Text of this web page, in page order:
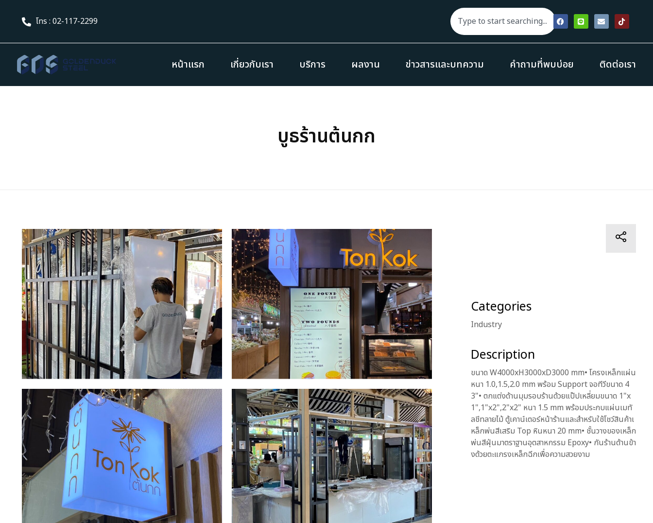
โทร : 02-117-2299
หน้าแรก เกี่ยวกับเรา บริการ ผลงาน ข่าวสารและบทความ คำถามที่พบบ่อย ติดต่อเรา
บูธร้านต้นกก
Categories
Industry
Description
ขนาด W4000xH3000xD3000 mm• โครงเหล็กแผ่น
หนา 1.0,1.5,2.0 mm พร้อม Support จอทีวีขนาด 4
3"• ตกแต่งด้านมุมรอบร้านด้วยแป๊ปเหลี่ยมขนาด 1"x
1",1"x2",2"x2" หนา 1.5 mm พร้อมประกบแผ่นเมทั
ลชีทลายไม้ ตู้เคาน์เตอร์หน้าร้านและสำหรับใช้โชว์สินค้าเ
หล็กพ่นสีเสริม Top หินหนา 20 mm• ชั้นวางของเหล็ก
พ่นสีฝุ่นมาตราฐานอุตสาหกรรม Epoxy• กันร้านด้านข้า
งด้วยตะแกรงเหล็กฉีกเพื่อความสวยงาม